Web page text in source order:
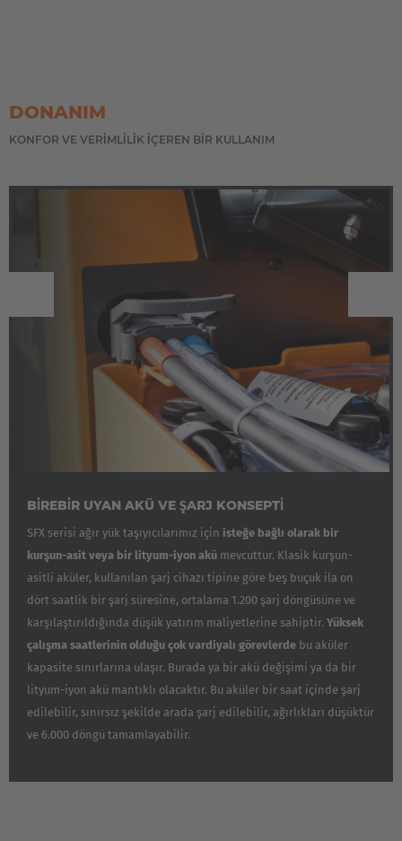
Great Britain
Français
Deutsch
Nederland
Polska
Polski
Türkiye
Türkçe
English Neutral
DONANIM
KONFOR VE VERIMLILIK IÇEREN BIR KULLANIM
BİREBİR UYAN AKÜ VE ŞARJ KONSEPTİ
SFX serisi ağır yük taşıyıcılarımız için isteğe bağlı olarak bir
kurşun-asit veya bir lityum-iyon akü mevcuttur. Klasik kurşun-
asitli aküler, kullanılan şarj cihazı tipine göre beş buçuk ila on
dört saatlik bir şarj süresine, ortalama 1.200 şarj döngüsüne ve
karşılaştırıldığında düşük yatırım maliyetlerine sahiptir. Yüksek
çalışma saatlerinin olduğu çok vardiyalı görevlerde bu aküler
kapasite sınırlarına ulaşır. Burada ya bir akü değişimi ya da bir
lityum-iyon akü mantıklı olacaktır. Bu aküler bir saat içinde şarj
edilebilir, sınırsız şekilde arada şarj edilebilir, ağırlıkları düşüktür
ve 6.000 döngü tamamlayabilir.